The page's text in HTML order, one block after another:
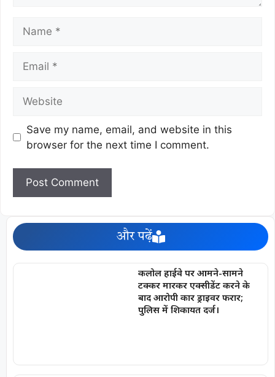
Save my name, email, and website in this
browser for the next time I comment.
और पढ़ें
कलोल हाईवे पर आमने-सामने
टक्कर मारकर एक्सीडेंट करने के
बाद आरोपी कार ड्राइवर फरार;
पुलिस में शिकायत दर्ज।